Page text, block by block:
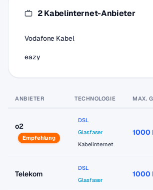
2 Kabelinternet-Anbieter
Vodafone Kabel
eazy
ANBIETER TECHNOLOGIE MAX.
o2
Empfehlung
DSL
Glasfaser
Kabelinternet
1000
Telekom
DSL
Glasfaser
1000